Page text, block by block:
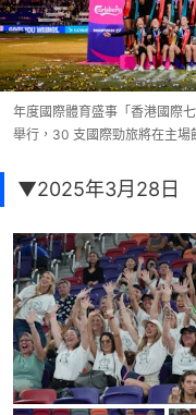
年度國際體育盛事「香港國際
舉行，30 支國際勁旅將在主場
▼2025年3月28日